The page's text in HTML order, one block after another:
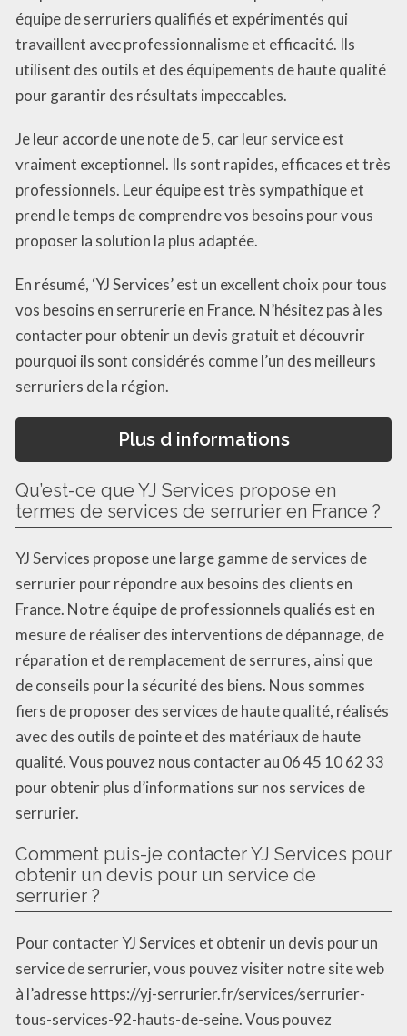
équipe de serruriers qualifiés et expérimentés qui
travaillent avec professionnalisme et efficacité. Ils
utilisent des outils et des équipements de haute qualité
pour garantir des résultats impeccables.
Je leur accorde une note de 5, car leur service est
vraiment exceptionnel. Ils sont rapides, efficaces et très
professionnels. Leur équipe est très sympathique et
prend le temps de comprendre vos besoins pour vous
proposer la solution la plus adaptée.
En résumé, ‘YJ Services’ est un excellent choix pour tous
vos besoins en serrurerie en France. N’hésitez pas à les
contacter pour obtenir un devis gratuit et découvrir
pourquoi ils sont considérés comme l’un des meilleurs
serruriers de la région.
Plus d informations
Qu’est-ce que YJ Services propose en
termes de services de serrurier en France ?
YJ Services propose une large gamme de services de
serrurier pour répondre aux besoins des clients en
France. Notre équipe de professionnels qualiés est en
mesure de réaliser des interventions de dépannage, de
réparation et de remplacement de serrures, ainsi que
de conseils pour la sécurité des biens. Nous sommes
fiers de proposer des services de haute qualité, réalisés
avec des outils de pointe et des matériaux de haute
qualité. Vous pouvez nous contacter au 06 45 10 62 33
pour obtenir plus d’informations sur nos services de
serrurier.
Comment puis-je contacter YJ Services pour
obtenir un devis pour un service de
serrurier ?
Pour contacter YJ Services et obtenir un devis pour un
service de serrurier, vous pouvez visiter notre site web
à l’adresse https://yj-serrurier.fr/services/serrurier-
tous-services-92-hauts-de-seine. Vous pouvez